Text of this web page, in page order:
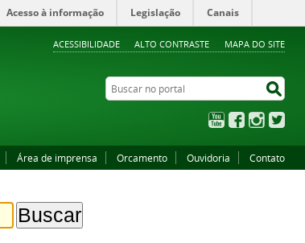
ACESSIBILIDADE ALTO CONTRASTE MAPA DO SITE
Acesso à informação Legislação Canais
Buscar no portal
YouTubeFacebookInstagram
Área de imprensa Orcamento Ouvidoria Contato